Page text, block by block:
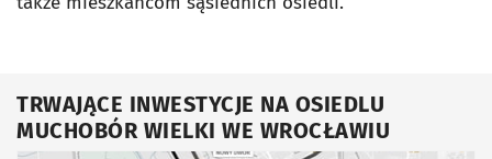
TRWAJĄCE INWESTYCJE NA OSIEDLU
MUCHOBÓR WIELKI WE WROCŁAWIU